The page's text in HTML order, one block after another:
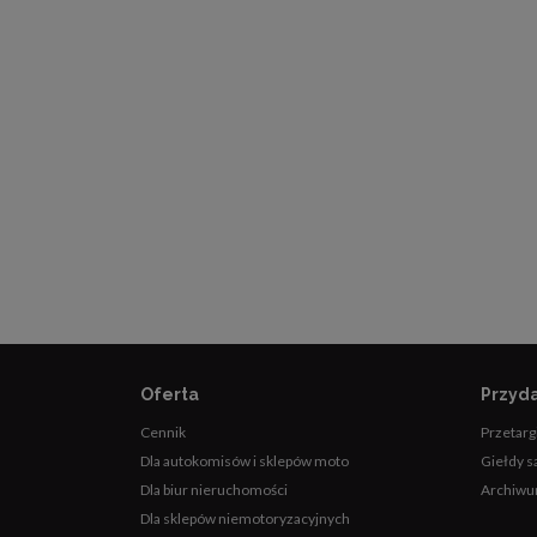
Oferta
Cennik
Dla autokomisów i sklepów moto
Dla biur nieruchomości
Dla sklepów niemotoryzacyjnych
Giełdy